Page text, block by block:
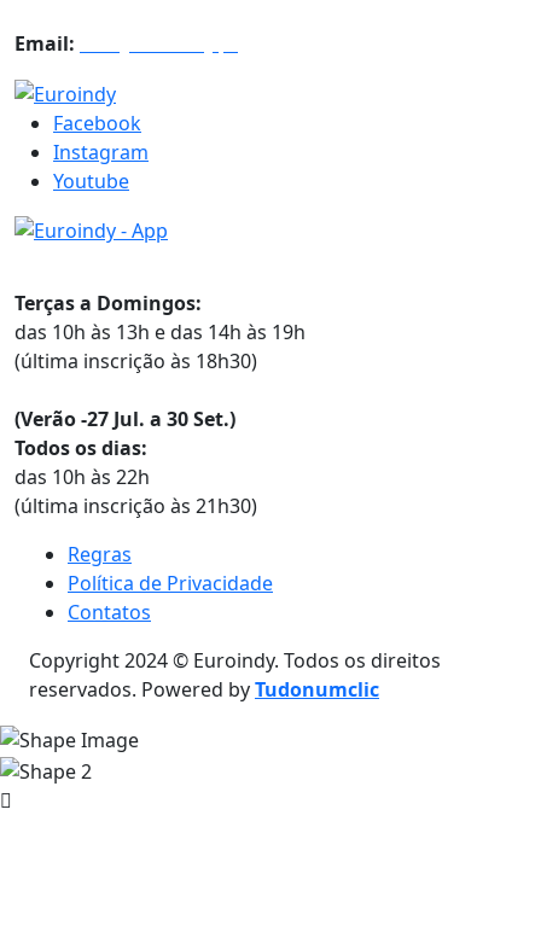
Email:
Facebook
Instagram
Youtube
Terças a Domingos:
das 10h às 13h e das 14h às 19h
(última inscrição às 18h30)
(Verão -27 Jul. a 30 Set.)
Todos os dias:
das 10h às 22h
(última inscrição às 21h30)
Regras
Política de Privacidade
Contatos
Copyright 2024 © Euroindy. Todos os direitos
reservados. Powered byTudonumclic